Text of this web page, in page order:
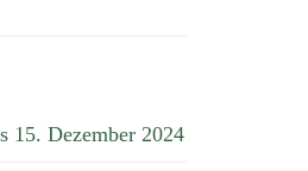
15. Dezember 2024